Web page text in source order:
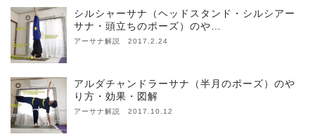
シルシャーサナ（ヘッドスタンド・シルシアー
サナ・頭立ちのポーズ）のや…
アーサナ解説 2017.2.24
アルダチャンドラーサナ（半月のポーズ）のや
り方・効果・図解
アーサナ解説 2017.10.12